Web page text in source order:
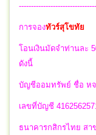
การจองทัวร์สุโขทัย
โอนเงินมัดจำท่านละ
ดังนี้
บัญชีออมทรัพย์ ชื่อ หจ
เลขที่บัญชี
ธนาคารกสิกรไทย ส